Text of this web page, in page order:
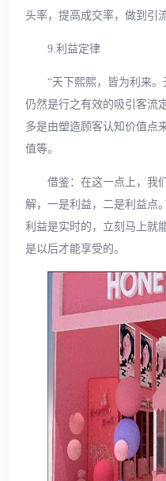
头率，提高成交率，做到引
9.利益定律
“天下熙熙，皆为利来
仍然是行之有效的吸引客流
多是由塑造顾客认知价值点
值等。
借鉴：在这一点上，我
解，一是利益，二是利益点
利益是实时的，立刻马上就
是以后才能享受的。